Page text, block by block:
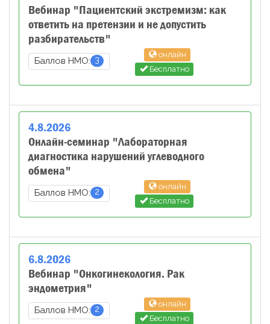
Вебинар "Пациентский экстремизм: как
ответить на претензии и не допустить
разбирательств"
Баллов НМО: 3
онлайн
Бесплатно
4.8.2026
Онлайн-семинар "Лабораторная
диагностика нарушений углеводного
обмена"
Баллов НМО: 2
онлайн
Бесплатно
6.8.2026
Вебинар "Онкогинекология. Рак
эндометрия"
Баллов НМО: 2
онлайн
Бесплатно